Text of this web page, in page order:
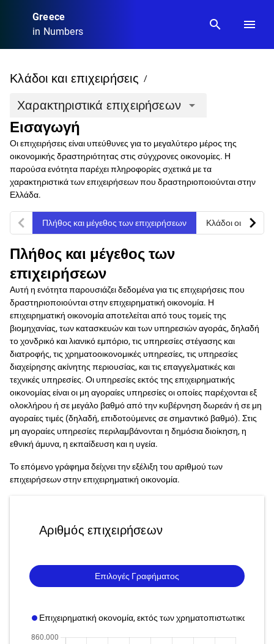
Greece
in Numbers
search menu
Κλάδοι και επιχειρήσεις /
Χαρακτηριστικά επιχειρήσεων arrow_drop_down
Εισαγωγή
Οι επιχειρήσεις είναι υπεύθυνες για το μεγαλύτερο μέρος της
οικονομικής δραστηριότητας στις σύγχρονες οικονομίες. Η
παρούσα ενότητα παρέχει πληροφορίες σχετικά με τα
χαρακτηριστικά των επιχειρήσεων που δραστηριοποιούνται στην
Ελλάδα.
Πλήθος και μέγεθος των επιχειρήσεων Κλάδοι
chevron_left chevron_right
Πλήθος και μέγεθος των
επιχειρήσεων
Αυτή η ενότητα παρουσιάζει δεδομένα για τις επιχειρήσεις που
δραστηριοποιούνται στην επιχειρηματική οικονομία. Η
επιχειρηματική οικονομία αποτελείται από τους τομείς της
βιομηχανίας, των κατασκευών και των υπηρεσιών αγοράς, δηλαδή
το χονδρικό και λιανικό εμπόριο, τις υπηρεσίες στέγασης και
διατροφής, τις χρηματοοικονομικές υπηρεσίες, τις υπηρεσίες
διαχείρησης ακίνητης περιουσίας, και τις επαγγελματικές και
τεχνικές υπηρεσίες. Οι υπηρεσίες εκτός της επιχειρηματικής
οικονομίας είναι οι μη αγοραίες υπηρεσίες οι οποίες παρέχονται εξ
ολοκλήρου ή σε μεγάλο βαθμό από την κυβέρνηση δωρεάν ή σε μη
αγοραίες τιμές (δηλαδή, επιδοτούμενες σε σημαντικό βαθμό). Στις
μη αγοραίες υπηρεσίες περιλαμβάνονται η δημόσια διοίκηση, η
εθνική άμυνα, η εκπαίδευση και η υγεία.
Το επόμενο γράφημα δείχνει την εξέλιξη του αριθμού των
επιχειρήσεων στην επιχειρηματική οικονομία.
Αριθμός επιχειρήσεων
Επιλογές Γραφήματος
Επιχειρηματική οκονομία, εκτός των χρηματοπιστωτικών